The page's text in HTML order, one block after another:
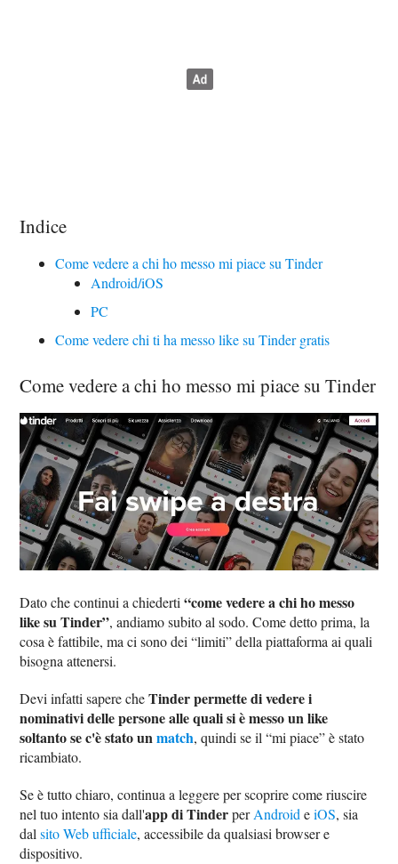
Indice
Come vedere a chi ho messo mi piace su Tinder
Android/iOS
PC
Come vedere chi ti ha messo like su Tinder gratis
Come vedere a chi ho messo mi piace su Tinder
Dato che continui a chiederti“come vedere a chi ho messo
like su Tinder”, andiamo subito al sodo. Come detto prima, la
cosa è fattibile, ma ci sono dei “limiti” della piattaforma ai quali
bisogna attenersi.
Devi infatti sapere cheTinder permette di vedere i
nominativi delle persone alle quali si è messo un like
soltanto se c'è stato unmatch, quindi se il “mi piace” è stato
ricambiato.
Se è tutto chiaro, continua a leggere per scoprire come riuscire
nel tuo intento sia dall'app di TinderperAndroid eiOS, sia
dalsito Web ufficiale, accessibile da qualsiasi browser e
dispositivo.